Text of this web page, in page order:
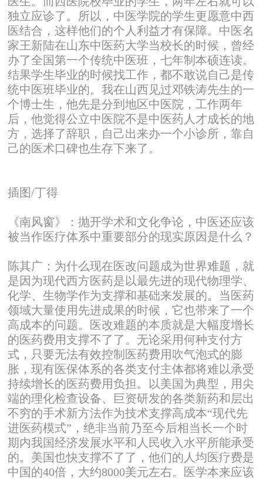
独立应诊了。所以，中医学院的学生更愿意中西
医结合，这样他们的个人利益才有保障。中医名
家王新陆在山东中医药大学当校长的时候，曾经
办了全国第一个传统中医班，七年制本硕连读。
结果学生毕业的时候找工作，都不敢说自己是传
统中医班毕业的。我在山西见过邓铁涛先生的一
个博士生，他先是分到地区中医院，工作两年
后，他觉得公立中医院不是中医药人才成长的地
方，选择了辞职，自己出来办一个小诊所，靠自
己的医术口碑也生存下来了。
插图/丁得
《南风窗》：抛开学术和文化争论，中医还应该
被当作医疗体系中重要部分的现实原因是什么？
陈其广：为什么现在医改问题成为世界难题，就
是因为现代西方医药是以最先进的现代物理学、
化学、生物学作为支撑和基础来发展的。当医药
领域大量使用先进成果的时候，它也带来了一个
高成本的问题。医改难题的本质就是大幅度增长
的医药费用支撑不了了。无论采用何种支付方
式，只要无法有效控制医药费用吹气泡式的膨
胀，现有医保体系的各类支付主体都将难以承受
持续增长的医药费用负担。以美国为典型，用尖
端的理化检查设备、巨资研发的各类新药和层出
不穷的手术新方法作为技术支撑高成本“现代先
进医药模式”，绝非当前乃至今后相当长一个时
期内我国经济发展水平和人民收入水平所能承受
的。美国也快支撑不了了，他们的人均医疗费是
中国的40倍，大约8000美元左右。医学本来应该